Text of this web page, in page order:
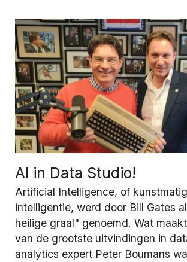
AI in Data Studio!
Artificial Intelligence, of
intelligentie, werd door Bill Gates
heilige graal" genoemd. Wat
van de grootste uitvindingen in
analytics expert Peter Boumans